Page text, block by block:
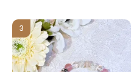
7 8 9 10 11 12
14 15 16 17 18 19
21 22 23 24 25 26
3